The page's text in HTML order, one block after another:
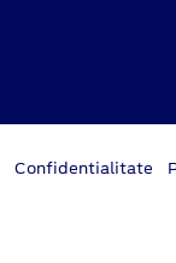
Confidentialitate